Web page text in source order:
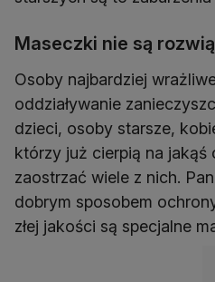
Maseczki nie są
Osoby najbardziej
oddziaływanie
dzieci, osoby starsze,
którzy już cierpią na jakąś
zaostrzać wiele z nich.
dobrym sposobem
złej jakości są specjalne